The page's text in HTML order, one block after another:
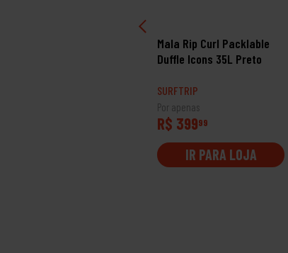
Mala Rip Curl Packlable
Duffle Icons 35L Preto
SURFTRIP
Por apenas
R$ 39999
IR PARA LOJA